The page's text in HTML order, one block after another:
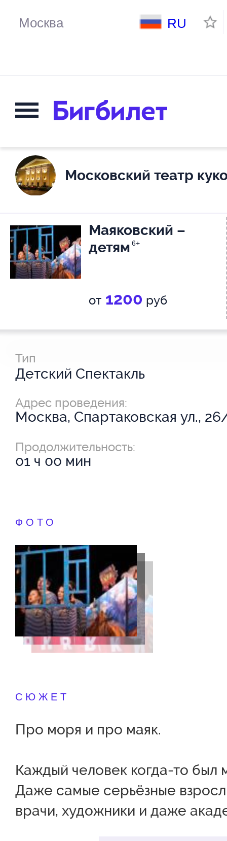
RU
Московский театр
Маяковский –
детям 6+
от 1200 руб
Тип
Детский Спектакль
Адрес проведения:
Москва, Спартаковская ул.,
Продолжительность:
01 ч 00 мин
ФОТО
СЮЖЕТ
Про моря и про маяк.
Каждый человек когда-то был
Даже самые серьёзные
врачи, художники и даже